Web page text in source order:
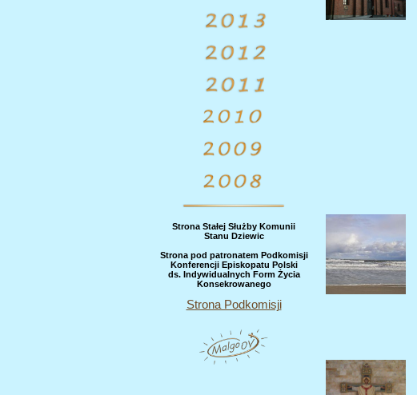
Strona Stałej Służby Komunii
Stanu Dziewic
Strona pod patronatem Podkomisji
Konferencji Episkopatu Polski
ds. Indywidualnych Form Życia
Konsekrowanego
Strona Podkomisji